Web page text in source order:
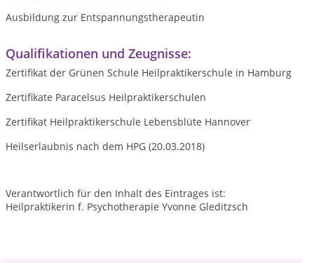
Ausbildung zur Entspannungstherapeutin
Qualifikationen und Zeugnisse:
Zertifikat der Grünen Schule Heilpraktikerschule in Hamburg
Zertifikate Paracelsus Heilpraktikerschulen
Zertifikat Heilpraktikerschule Lebensblüte Hannover
Heilserlaubnis nach dem HPG (20.03.2018)
Verantwortlich für den Inhalt des Eintrages ist:
Heilpraktikerin f. Psychotherapie Yvonne Gleditzsch